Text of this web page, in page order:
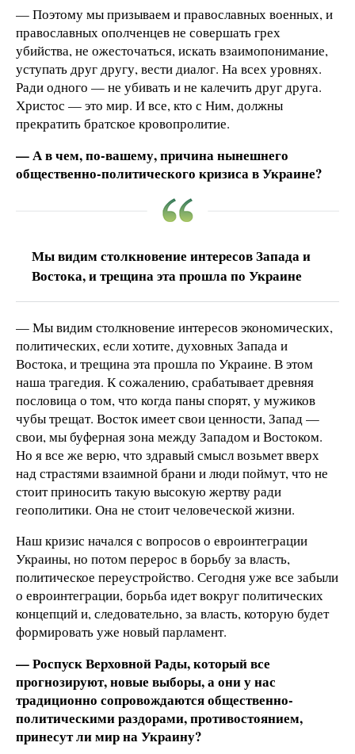
— Поэтому мы призываем и православных военных, и
православных ополченцев не совершать грех
убийства, не ожесточаться, искать взаимопонимание,
уступать друг другу, вести диалог. На всех уровнях.
Ради одного — не убивать и не калечить друг друга.
Христос — это мир. И все, кто с Ним, должны
прекратить братское кровопролитие.
— А в чем, по-вашему, причина нынешнего
общественно-политического кризиса в Украине?
Мы видим столкновение интересов Запада и
Востока, и трещина эта прошла по Украине
— Мы видим столкновение интересов экономических,
политических, если хотите, духовных Запада и
Востока, и трещина эта прошла по Украине. В этом
наша трагедия. К сожалению, срабатывает древняя
пословица о том, что когда паны спорят, у мужиков
чубы трещат. Восток имеет свои ценности, Запад —
свои, мы буферная зона между Западом и Востоком.
Но я все же верю, что здравый смысл возьмет вверх
над страстями взаимной брани и люди поймут, что не
стоит приносить такую высокую жертву ради
геополитики. Она не стоит человеческой жизни.
Наш кризис начался с вопросов о евроинтеграции
Украины, но потом перерос в борьбу за власть,
политическое переустройство. Сегодня уже все забыли
о евроинтеграции, борьба идет вокруг политических
концепций и, следовательно, за власть, которую будет
формировать уже новый парламент.
— Роспуск Верховной Рады, который все
прогнозируют, новые выборы, а они у нас
традиционно сопровождаются общественно-
политическими раздорами, противостоянием,
принесут ли мир на Украину?